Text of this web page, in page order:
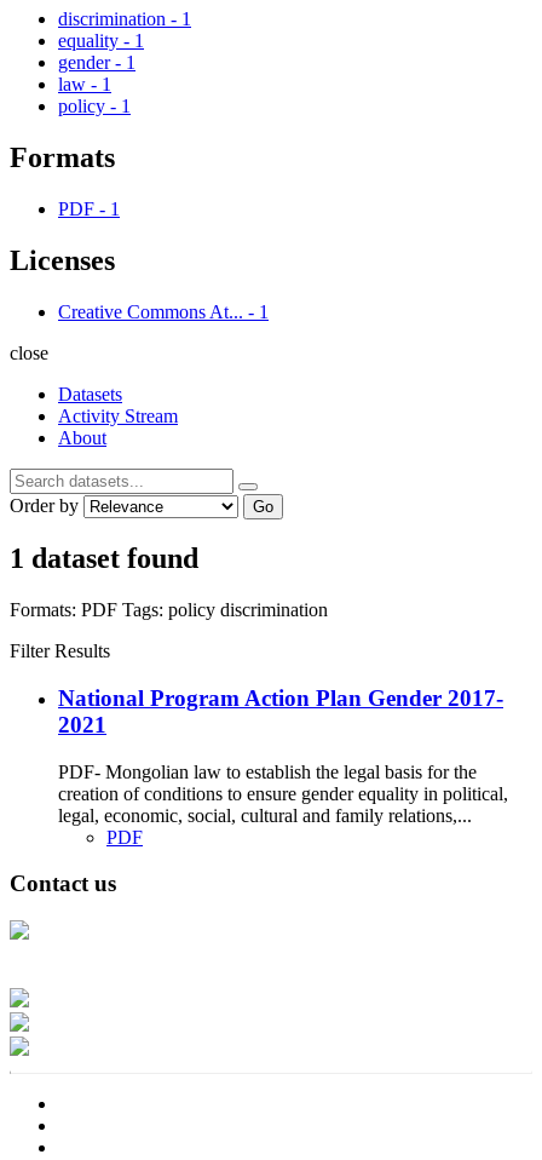
discrimination - 1
equality - 1
gender - 1
law - 1
policy - 1
Formats
PDF - 1
Licenses
Creative Commons At... - 1
close
Datasets
Activity Stream
About
Order by Go
1 dataset found
Formats: PDF Tags: policy discrimination
Filter Results
National Program Action Plan Gender 2017-
2021
PDF- Mongolian law to establish the legal basis for the
creation of conditions to ensure gender equality in political,
legal, economic, social, cultural and family relations,...
PDF
Contact us